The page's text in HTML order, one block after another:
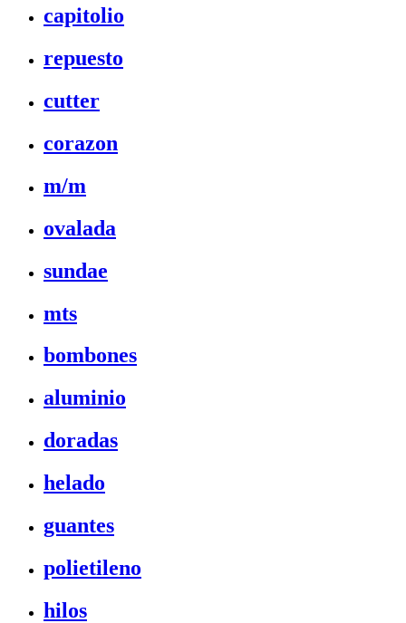
capitolio
repuesto
cutter
corazon
m/m
ovalada
sundae
mts
bombones
aluminio
doradas
helado
guantes
polietileno
hilos